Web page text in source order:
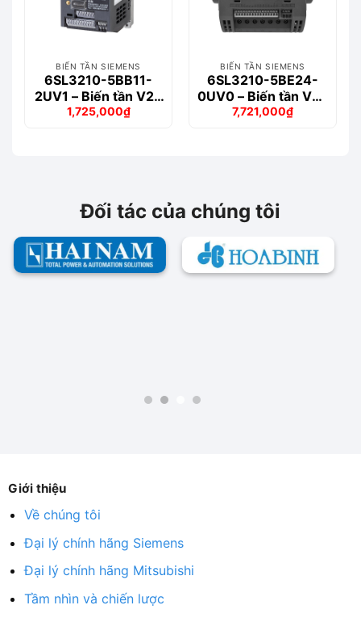
BIẾN TẦN SIEMENS
6SL3210-5BB11-
2UV1 – Biến tần V20
1-phase 0.12kW
Giá
1,725,000₫
Giá
BIẾN TẦN SIEMENS
6SL3210-5BE24-
0UV0 – Biến tần V20
3-phase 4.0kW
Giá
7,721,000₫
Giá
Đối tác của chúng tôi
Giới thiệu
Về chúng tôi
Đại lý chính hãng Siemens
Đại lý chính hãng Mitsubishi
Tầm nhìn và chiến lược